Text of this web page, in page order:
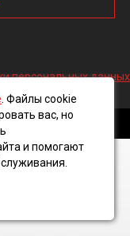
персональных данных
2016 ©
. Файлы cookie
вас, но
и помогают